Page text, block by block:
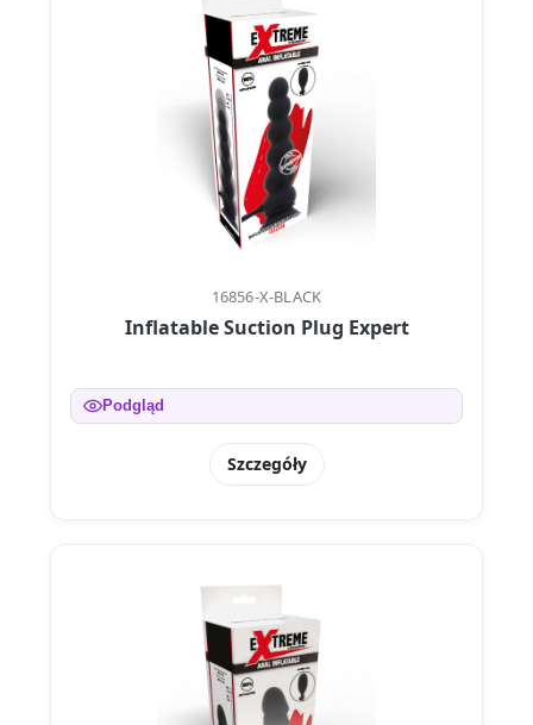
16856-X-BLACK
Inflatable Suction Plug Expert
Podgląd
Szczegóły